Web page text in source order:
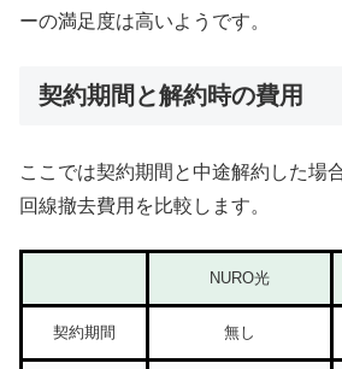
ーの満足度は高いようです。
契約期間と解約時の費用
ここでは契約期間と中途解約した場
回線撤去費用を比較します。
NURO光
契約期間 無し